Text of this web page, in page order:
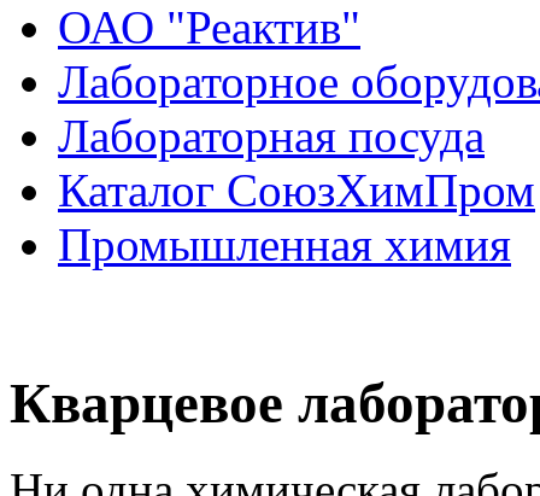
ОАО "Реактив"
Лабораторное
Лабораторная посуда
Каталог СоюзХимПром
Промышленная химия
Кварцевое